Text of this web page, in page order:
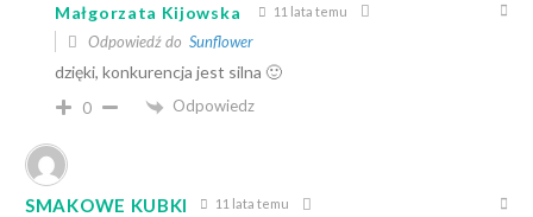
Małgorzata Kijowska 11 lata temu
Odpowiedź do Sunflower
dzięki, konkurencja jest silna 🙂
0 Odpowiedz
SMAKOWE KUBKI 11 lata temu